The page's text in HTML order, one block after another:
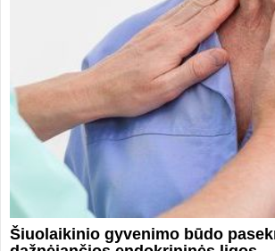
Šiuolaikinio gyvenimo būdo